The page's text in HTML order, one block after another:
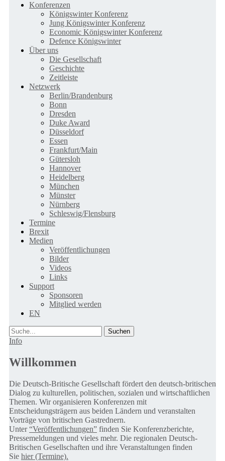
Konferenzen
Königswinter Konferenz
Jung Königswinter Konferenz
Economic Königswinter Konferenz
Defence Königswinter
Über uns
Die Gesellschaft
Geschichte
Zeitleiste
Netzwerk
Berlin/Brandenburg
Bonn
Dresden
Duke Award
Düsseldorf
Essen
Frankfurt/Main
Gütersloh
Hannover
Heidelberg
München
Münster
Nürnberg
Schleswig/Flensburg
Termine
Brexit
Medien
Veröffentlichungen
Bilder
Videos
Links
Support
Sponsoren
Mitglied werden
EN
Suche
Info
Willkommen
Die Deutsch-Britische Gesellschaft fördert den deutsch-britischen
Dialog zu kulturellen, politischen, sozialen und wirtschaftlichen
Themen. Wir organisieren Konferenzen mit
Entscheidungsträgern aus beiden Ländern und veranstalten
Vorträge von britischen Gastrednern.
Unter“Veröffentlichungen” finden Sie Konferenzberichte,
Pressemeldungen und vieles mehr. Die regionalen Deutsch-
Britischen Gesellschaften und ihre Veranstaltungen finden
Sie hier (Termine).